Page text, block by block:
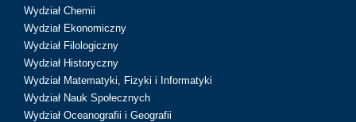
Wydział Chemii
Wydział Ekonomiczny
Wydział Filologiczny
Wydział Historyczny
Wydział Matematyki, Fizyki i Informatyki
Wydział Nauk Społecznych
Wydział Oceanografii i Geografii